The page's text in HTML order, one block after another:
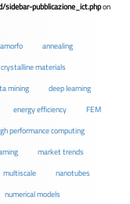
pubblicazione_ict.phpon
amorfo
annealing
crystalline materials
mining
deep learning
energy efficiency
FEM
performance computing
market trends
multiscale
nanotubes
numerical models